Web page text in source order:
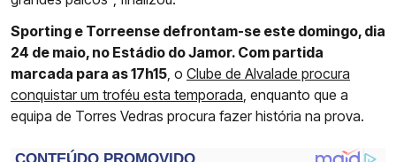
Sporting e Torreense defrontam-se este domingo, dia
24 de maio, no Estádio do Jamor. Com partida
marcada para as 17h15, o Clube de Alvalade procura
conquistar um troféu esta temporada, enquanto que a
equipa de Torres Vedras procura fazer história na prova.